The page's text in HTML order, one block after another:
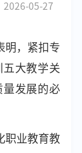
2026-05-27
明，紧扣专
大教学关
发展的必
职业教育教